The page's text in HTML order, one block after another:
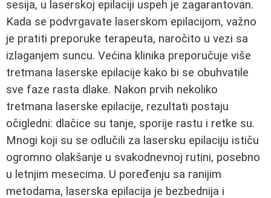
sesija, u laserskoj epilaciji uspeh je zagarantovan.
Kada se podvrgavate laserskom epilacijom, važno
je pratiti preporuke terapeuta, naročito u vezi sa
izlaganjem suncu. Većina klinika preporučuje više
tretmana laserske epilacije kako bi se obuhvatile
sve faze rasta dlake. Nakon prvih nekoliko
tretmana laserske epilacije, rezultati postaju
očigledni: dlačice su tanje, sporije rastu i retke su.
Mnogi koji su se odlučili za lasersku epilaciju ističu
ogromno olakšanje u svakodnevnoj rutini, posebno
u letnjim mesecima. U poređenju sa ranijim
metodama, laserska epilacija je bezbednija i